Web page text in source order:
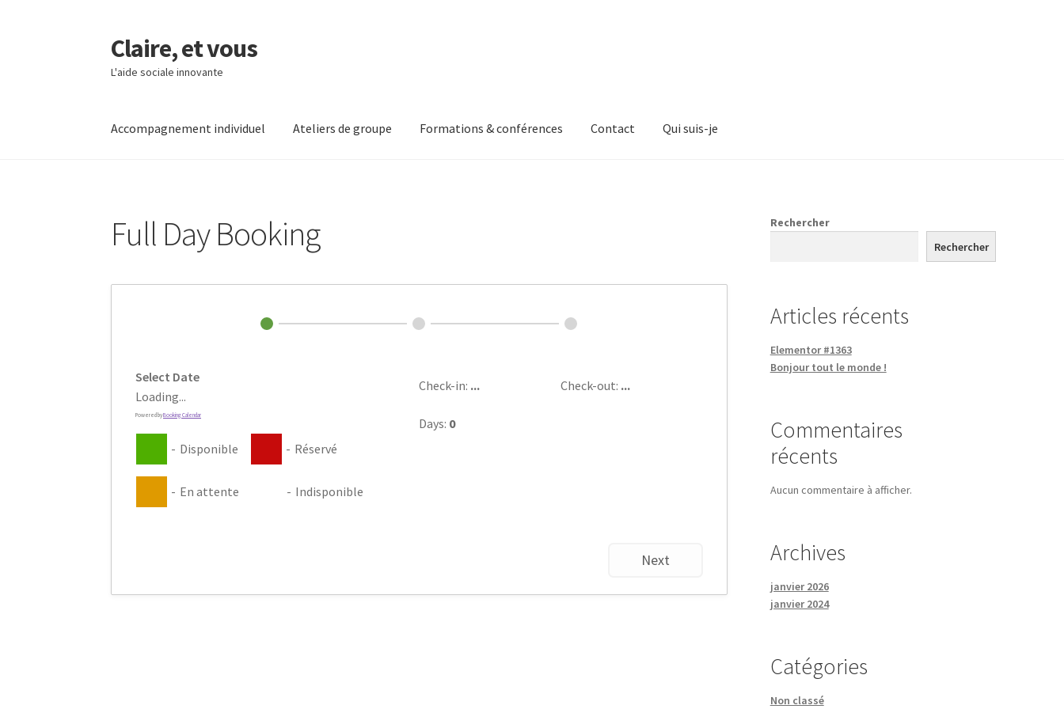
Claire, et vous
L'aide sociale innovante
Accompagnement individuel Ateliers de groupe Formations & conférences Contact Qui suis-je
Full Day Booking L’association Qui suis-je
Full Day Booking
Select Date
Loading...
Powered byBooking Calendar
- Disponible - Réservé
- En attente - Indisponible
Check-in: ... Check-out: ...
Days: 0
Next
Rechercher
Rechercher
Articles récents
Elementor #1363
Bonjour tout le monde !
Commentaires
récents
Aucun commentaire à afficher.
Archives
janvier 2026
janvier 2024
Catégories
Non classé